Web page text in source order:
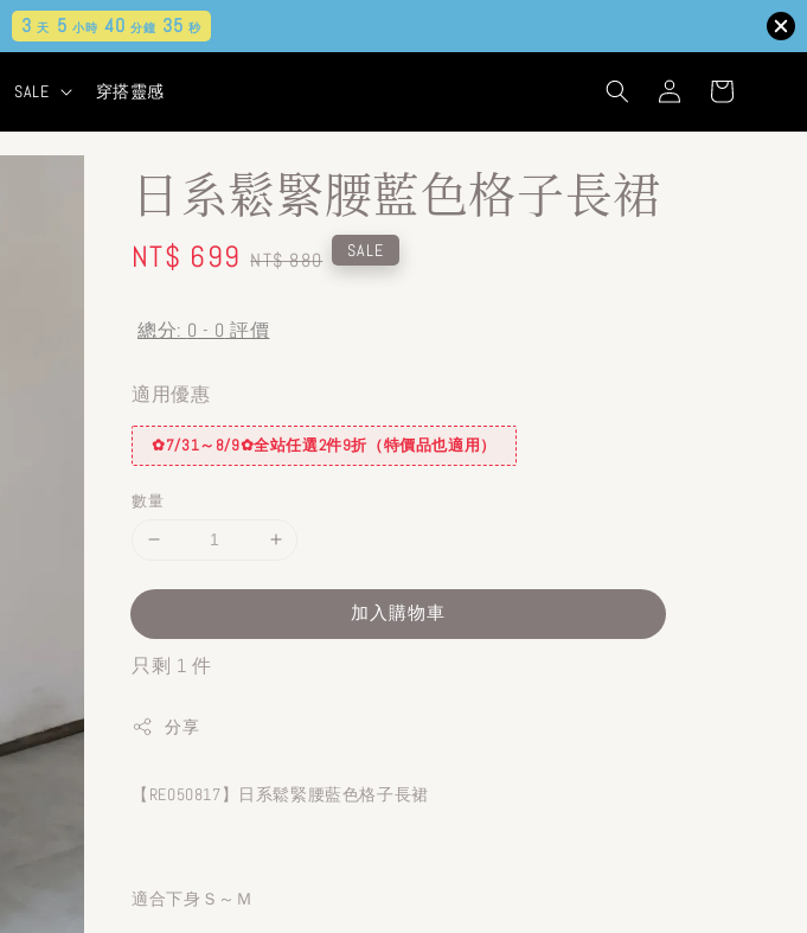
3天 5小時 40分鐘 33秒
SALE 穿搭靈感
日系鬆緊腰藍色格子長裙
Sale
NT$ 699 Regular
NT$ 880 SALE
總分: 0 - 0 評價
適用優惠
✿7/31～8/9✿全站任選2件9折（特價品也適用）
數量
加入購物車
只剩 1 件
分享
【RE050817】日系鬆緊腰藍色格子長裙
適合下身Ｓ～Ｍ